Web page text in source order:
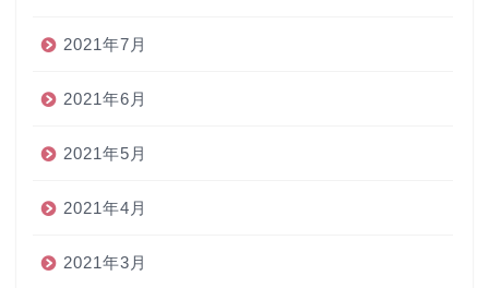
2021年7月
2021年6月
2021年5月
2021年4月
2021年3月